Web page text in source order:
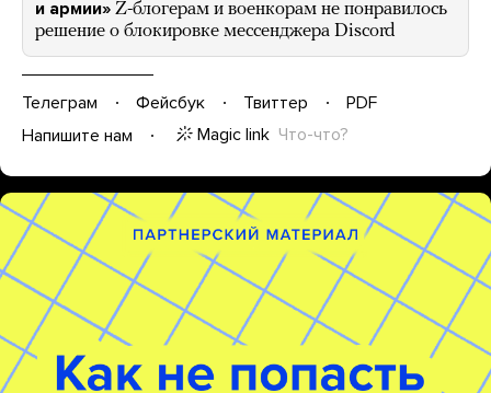
и армии» Z-блогерам и военкорам не понравилось
решение о блокировке мессенджера Discord
Телеграм Фейсбук Твиттер
PDF
Напишите нам
Magic link Что-что?